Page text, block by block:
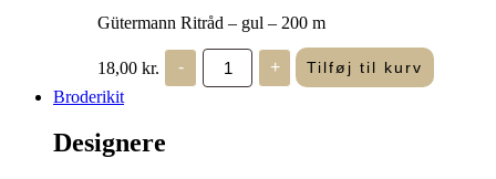
Gütermann Ritråd – gul – 200 m
18,00 kr. -
Gütermann
Ritråd
-
+ Tilføj til kurv
Broderikit
Designere